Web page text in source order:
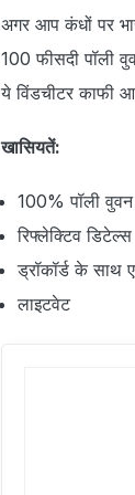
अगर आप कंधों पर
100 फीसदी पॉली
ये विंडचीटर काफी
खासियतें:
100% पॉली
रिफ्लेक्टिव डिटेल्स
ड्रॉकॉर्ड के
लाइटवेट